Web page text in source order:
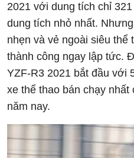
2021 với dung tích chỉ
dung tích nhỏ nhất.
nhẹn và vẻ ngoài siêu thể
thành công ngay lập tức.
YZF-R3 2021 bắt đầu với
xe thể thao bán chạy nhất
năm nay.